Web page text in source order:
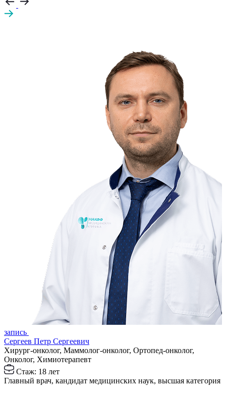
запись
Сергеев Петр Сергеевич
Хирург-онколог, Маммолог-онколог, Ортопед-онколог,
Онколог, Химиотерапевт
Стаж: 18 лет
Главный врач, кандидат медицинских наук, высшая категория